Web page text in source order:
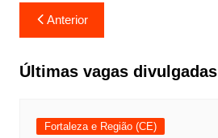
Navegação
de
Post
Anterior
Últimas vagas divulgadas
Fortaleza e Região (CE)